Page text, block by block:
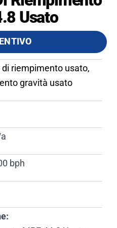
Usato
riempimento usato,
gravità usato
bph